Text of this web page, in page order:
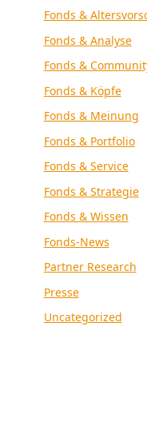
Fonds &
Fonds & Analyse
Fonds &
Fonds & Köpfe
Fonds & Meinung
Fonds & Portfolio
Fonds & Service
Fonds & Strategie
Fonds & Wissen
Fonds-News
Partner Research
Presse
Uncategorized